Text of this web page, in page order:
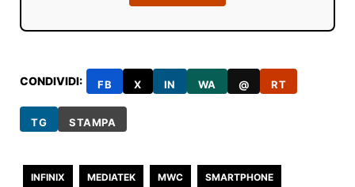
CONDIVIDI: FB X IN WA @ RT
TG STAMPA
INFINIX MEDIATEK MWC SMARTPHONE